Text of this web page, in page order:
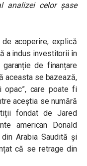
analizei celor șase
acoperire, explică
a indus investitorii în
de finanțare
aceasta se bazează,
opac”, care poate fi
aceștia se numără
fondat de Jared
american Donald
Arabia Saudită și
că se retrage din